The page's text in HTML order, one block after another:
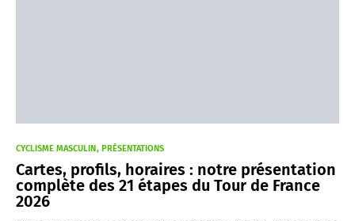
CYCLISME MASCULIN PRÉSENTATIONS
Cartes, profils, horaires : notre présentation
complète des 21 étapes du Tour de France
2026